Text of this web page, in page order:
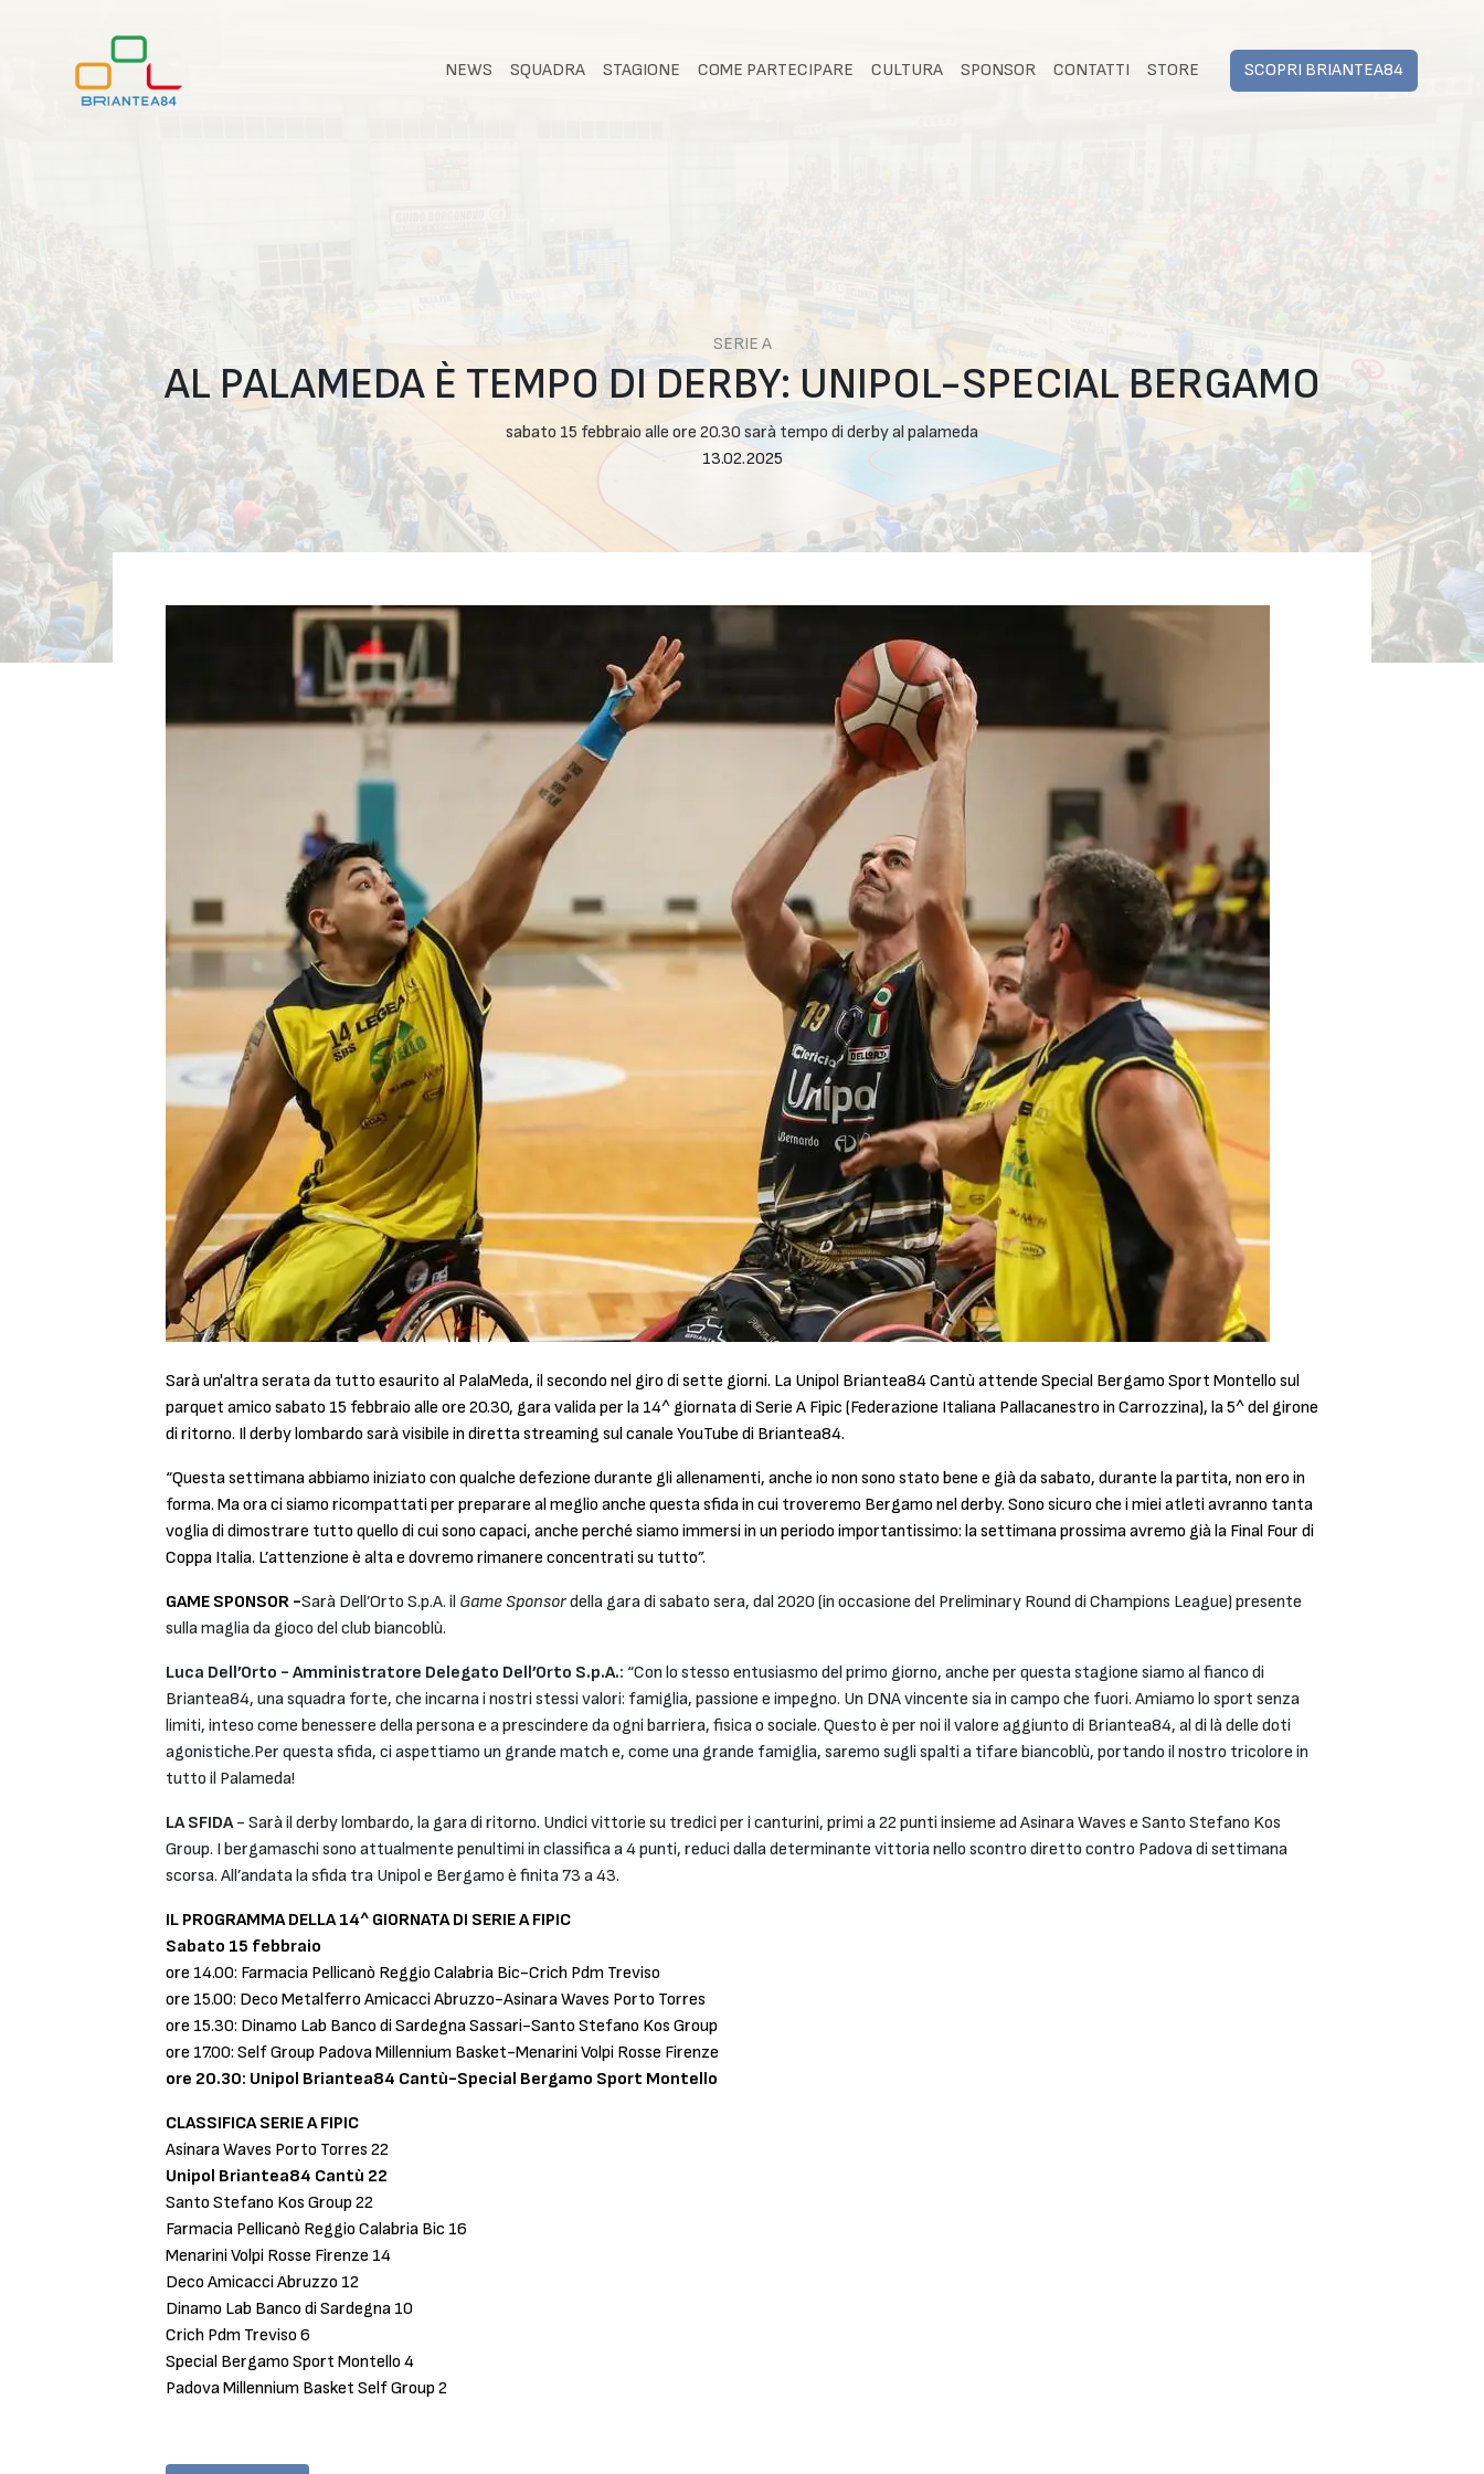
NEWS SQUADRA STAGIONE COME PARTECIPARE CULTURA SPONSOR CONTATTI STORE SCOPRI BRIANTEA84
SERIE A
AL PALAMEDA È TEMPO DI DERBY: UNIPOL-SPECIAL BERGAMO
sabato 15 febbraio alle ore 20.30 sarà tempo di derby al palameda
13.02.2025
Sarà un'altra serata da tutto esaurito al PalaMeda, il secondo nel giro di sette giorni. La Unipol Briantea84 Cantù attende Special Bergamo Sport Montello sul
parquet amico sabato 15 febbraio alle ore 20.30, gara valida per la 14^ giornata di Serie A Fipic (Federazione Italiana Pallacanestro in Carrozzina), la 5^ del girone
di ritorno. Il derby lombardo sarà visibile in diretta streaming sul canale YouTube di Briantea84.
“Questa settimana abbiamo iniziato con qualche defezione durante gli allenamenti, anche io non sono stato bene e già da sabato, durante la partita, non ero in
forma. Ma ora ci siamo ricompattati per preparare al meglio anche questa sfida in cui troveremo Bergamo nel derby. Sono sicuro che i miei atleti avranno tanta
voglia di dimostrare tutto quello di cui sono capaci, anche perché siamo immersi in un periodo importantissimo: la settimana prossima avremo già la Final Four di
Coppa Italia. L’attenzione è alta e dovremo rimanere concentrati su tutto”.
GAME SPONSOR -Sarà Dell’Orto S.p.A. il Game Sponsordella gara di sabato sera, dal 2020 (in occasione del Preliminary Round di Champions League) presente
sulla maglia da gioco del club biancoblù.
Luca Dell’Orto - Amministratore Delegato Dell’Orto S.p.A.: “Con lo stesso entusiasmo del primo giorno, anche per questa stagione siamo al fianco di
Briantea84, una squadra forte, che incarna i nostri stessi valori: famiglia, passione e impegno. Un DNA vincente sia in campo che fuori. Amiamo lo sport senza
limiti, inteso come benessere della persona e a prescindere da ogni barriera, fisica o sociale. Questo è per noi il valore aggiunto di Briantea84, al di là delle doti
agonistiche.Per questa sfida, ci aspettiamo un grande match e, come una grande famiglia, saremo sugli spalti a tifare biancoblù, portando il nostro tricolore in
tutto il Palameda!
LA SFIDA- Sarà il derby lombardo, la gara di ritorno. Undici vittorie su tredici per i canturini, primi a 22 punti insieme ad Asinara Waves e Santo Stefano Kos
Group. I bergamaschi sono attualmente penultimi in classifica a 4 punti, reduci dalla determinante vittoria nello scontro diretto contro Padova di settimana
scorsa. All’andata la sfida tra Unipol e Bergamo è finita 73 a 43.
IL PROGRAMMA DELLA 14^ GIORNATA DI SERIE A FIPIC
Sabato 15 febbraio
ore 14.00: Farmacia Pellicanò Reggio Calabria Bic-Crich Pdm Treviso
ore 15.00: Deco Metalferro Amicacci Abruzzo-Asinara Waves Porto Torres
ore 15.30: Dinamo Lab Banco di Sardegna Sassari-Santo Stefano Kos Group
ore 17.00: Self Group Padova Millennium Basket-Menarini Volpi Rosse Firenze
ore 20.30: Unipol Briantea84 Cantù-Special Bergamo Sport Montello
CLASSIFICA SERIE A FIPIC
Asinara Waves Porto Torres 22
Unipol Briantea84 Cantù 22
Santo Stefano Kos Group 22
Farmacia Pellicanò Reggio Calabria Bic 16
Menarini Volpi Rosse Firenze 14
Deco Amicacci Abruzzo 12
Dinamo Lab Banco di Sardegna 10
Crich Pdm Treviso 6
Special Bergamo Sport Montello 4
Padova Millennium Basket Self Group 2